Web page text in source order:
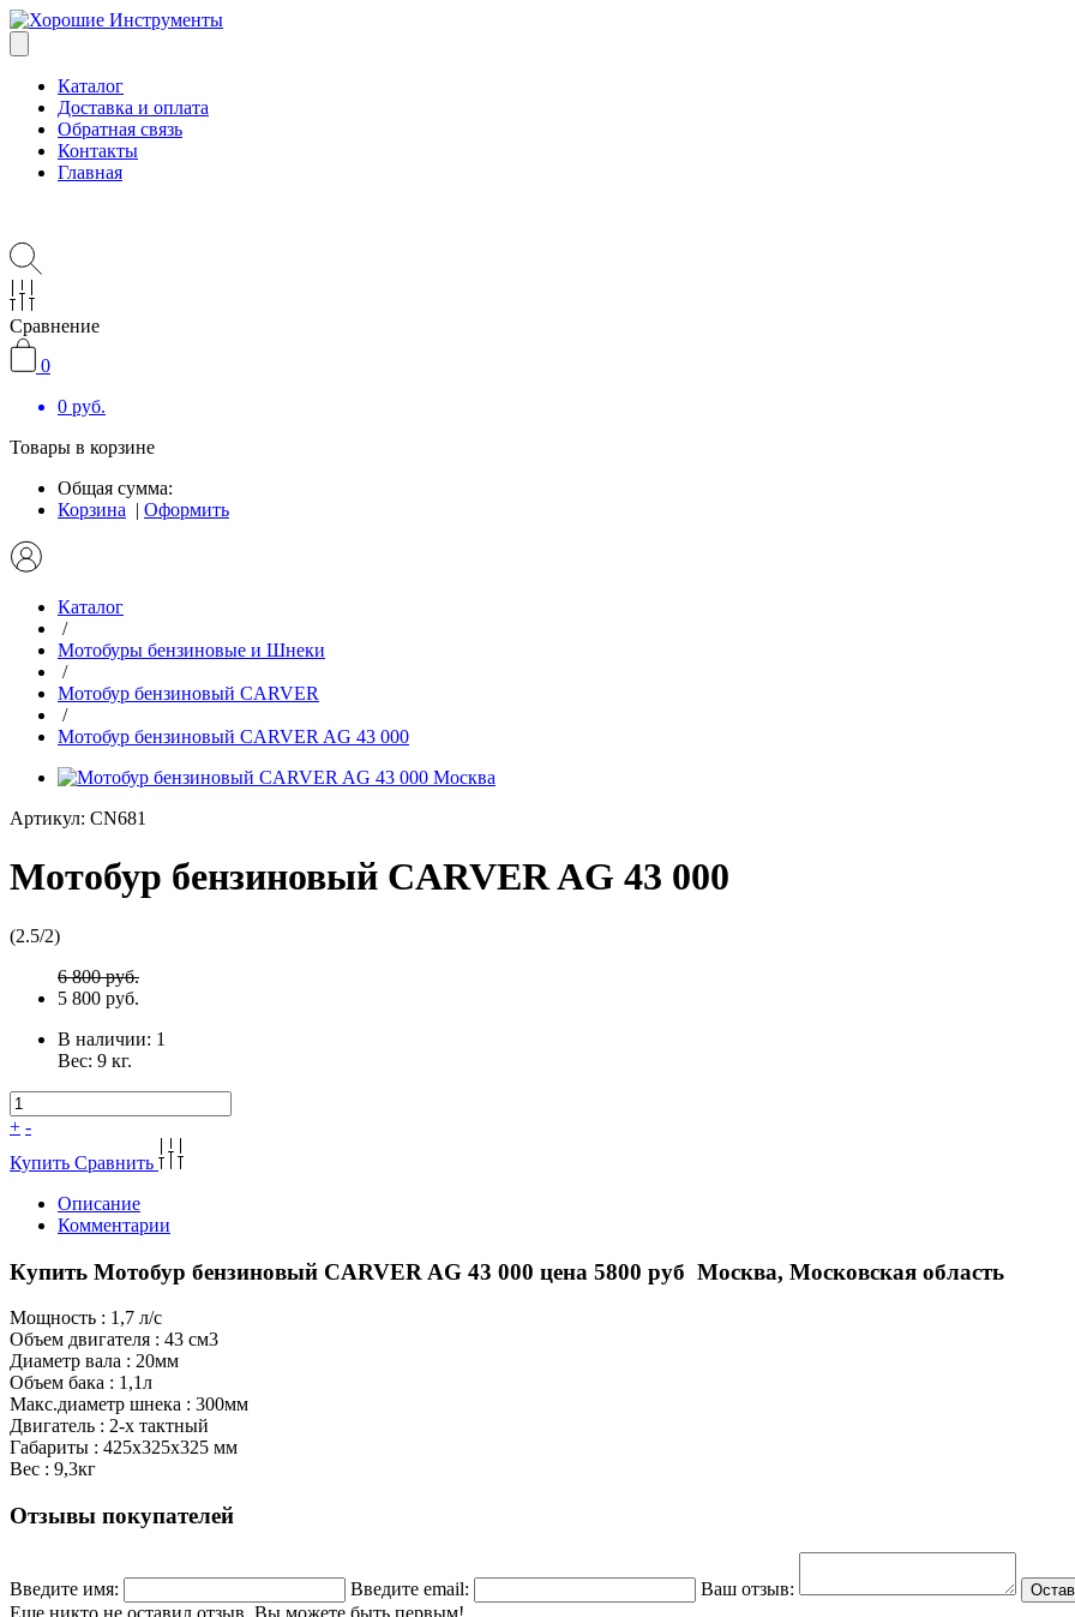
Каталог
Доставка и оплата
Обратная связь
Контакты
Главная
Сравнение
0
0 руб.
Товары в корзине
Общая сумма:
Корзина | Оформить
Каталог
/
Мотобуры бензиновые и Шнеки
/
Мотобур бензиновый CARVER
/
Мотобур бензиновый CARVER AG 43 000
Артикул: CN681
Мотобур бензиновый CARVER AG 43 000
(2.5/2)
6 800 руб.
5 800 руб.
В наличии: 1
Вес: 9 кг.
+ -
Купить Сравнить
Описание
Комментарии
Купить Мотобур бензиновый CARVER AG 43 000 цена 5800 руб Москва, Московская область
Мощность : 1,7 л/с
Объем двигателя : 43 см3
Диаметр вала : 20мм
Объем бака : 1,1л
Макс.диаметр шнека : 300мм
Двигатель : 2-х тактный
Габариты : 425х325х325 мм
Вес : 9,3кг
Отзывы покупателей
Введите имя: Введите email: Ваш отзыв:
Еще никто не оставил отзыв. Вы можете быть первым!